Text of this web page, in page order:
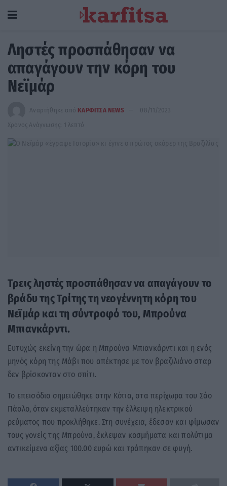
Ληστές προσπάθησαν να
απαγάγουν την κόρη του
Νεϊμάρ
Αναρτήθηκε από ΚΑΡΦΙΤΣΑ NEWS
08/11/2023
Χρόνος Ανάγνωσης: 1 λεπτό
Τρεις ληστές προσπάθησαν να απαγάγουν το
βράδυ της Τρίτης τη νεογέννητη κόρη του
Νεϊμάρ και τη σύντροφό του, Μπρούνα
Μπιανκάρντι.
Ευτυχώς εκείνη την ώρα η Μπρούνα Μπιανκάρντι και η ενός
μηνός κόρη της Μάβι που απέκτησε με τον βραζιλιάνο σταρ
δεν βρίσκονταν στο σπίτι.
Το επεισόδιο σημειώθηκε στην Κότια, στα περίχωρα του Σάο
Πάολο, όταν εκμεταλλεύτηκαν την έλλειψη ηλεκτρικού
ρεύματος που προκλήθηκε. Στη συνέχεια, έδεσαν και φίμωσαν
τους γονείς της Μπρούνα, έκλεψαν κοσμήματα και πολύτιμα
αντικείμενα αξίας 100.00 ευρώ και τράπηκαν σε φυγή.